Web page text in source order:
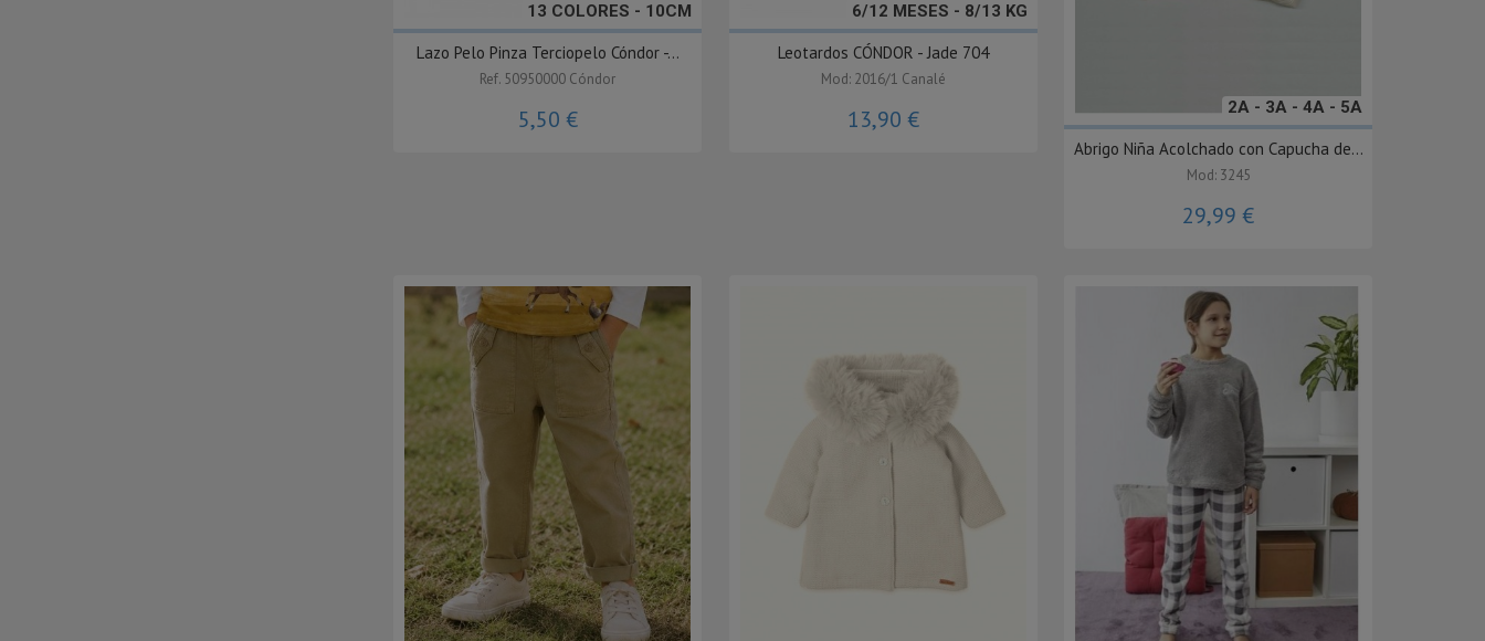
13 COLORES - 10CM
Lazo Pelo Pinza Terciopelo Cóndor -...
Ref. 50950000 Cóndor
5,50 €
6/12 MESES - 8/13 KG
Leotardos CÓNDOR - Jade 704
Mod: 2016/1 Canalé
13,90 € 2A - 3A - 4A - 5A
Abrigo Niña Acolchado con Capucha de...
Mod: 3245
29,99 €